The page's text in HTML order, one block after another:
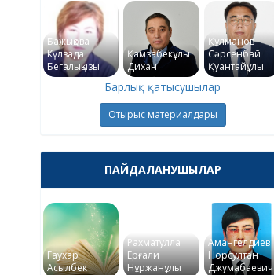
Бажықова
Күлзада
Бегалықызы
Қамзабекұлы
Дихан
Құлманов
Сәрсенбай
Қуантайұлы
Барлық қатысушылар
Отырыс материалдары
ПАЙДАЛАНУШЫЛАР
Гаухар
Асылбек
Рахматулла
Ерғали
Нұржанұлы
Амангелдиев
Норсултан
Джумабаевич